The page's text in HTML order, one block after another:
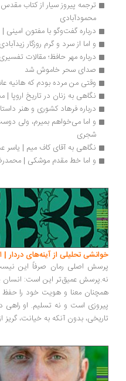
محمودآبادی
درباره گفت‌وگو با مفتون
و اما از سرد و گرم روزگار
درباره مهر حافظ؛ مقالات
صدای سحر خاموش شد
وقتی من مرده بودم که هانیه
نگاهی به زنان در تاریخ اروپا
درباره فرهاد کشوری و هنر
شجری
نگاهی به آقای کاف میم | یاسر
و اما خط مقدم موشکی |
خوانشی تحلیلی از آینه‌های دردار
پرسش اصلی رمان صرفاً این
نه.پرسش عمیق‌تر این است:
همچنان معنا و هویت خود را حفظ
پیروزی است و نه تسلیم. او
تاریخی، بدون آنکه به خیانت، گریز